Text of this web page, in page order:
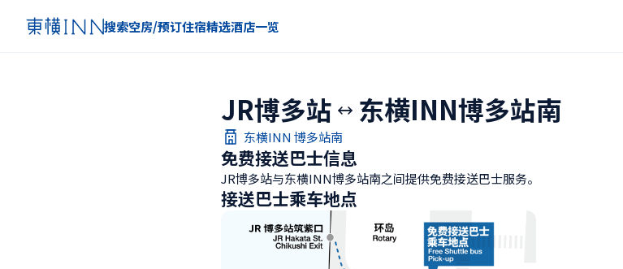
搜索空房/预订住宿精选酒店一览
JR博多站 东横INN博多站南
东横INN 博多站南
免费接送巴士信息
JR博多站与东横INN博多站南之间提供免费接送巴士服务。
接送巴士乘车地点